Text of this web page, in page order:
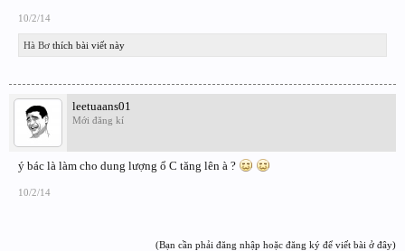
10/2/14
Hà Bơ thích bài viết này
leetuaans01
Mới đăng kí
ý bác là làm cho dung lượng ổ C tăng lên à ?
10/2/14
(Bạn cần phải đăng nhập hoặc đăng ký để viết bài ở đây)